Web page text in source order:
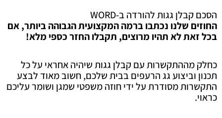
הסכם קבלן גגות להורדה ב-WORD
החוזים שלנו נכתבו ברמה המקצועית הגבוהה ביותר, אם
בכל זאת לא תהיו מרוצים, תקבלו החזר כספי מלא!
כחלק מההתקשרות עם קבלן גגות שיהיה אחראי על כל
תכנון וביצוע גג הרעפים בבית שלכם, חשוב מאוד לבצע
התקשרות מסודרת על ידי חוזה משפטי שמגן ושומר עליכם
כראוי.